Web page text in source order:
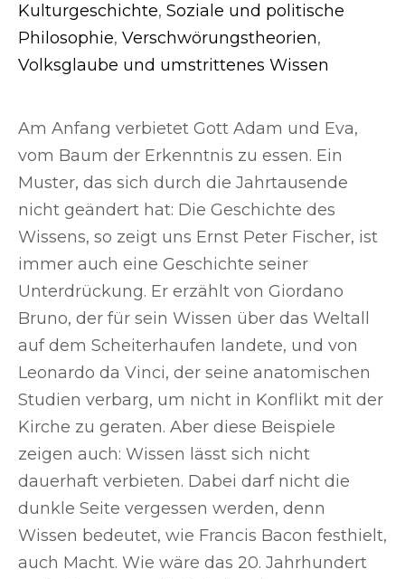
Kulturgeschichte, Soziale und politische
Philosophie, Verschwörungstheorien,
Volksglaube und umstrittenes Wissen
Am Anfang verbietet Gott Adam und Eva,
vom Baum der Erkenntnis zu essen. Ein
Muster, das sich durch die Jahrtausende
nicht geändert hat: Die Geschichte des
Wissens, so zeigt uns Ernst Peter Fischer, ist
immer auch eine Geschichte seiner
Unterdrückung. Er erzählt von Giordano
Bruno, der für sein Wissen über das Weltall
auf dem Scheiterhaufen landete, und von
Leonardo da Vinci, der seine anatomischen
Studien verbarg, um nicht in Konflikt mit der
Kirche zu geraten. Aber diese Beispiele
zeigen auch: Wissen lässt sich nicht
dauerhaft verbieten. Dabei darf nicht die
dunkle Seite vergessen werden, denn
Wissen bedeutet, wie Francis Bacon festhielt,
auch Macht. Wie wäre das 20. Jahrhundert